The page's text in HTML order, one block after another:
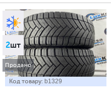
2шт
Продано
Код товару: b1329